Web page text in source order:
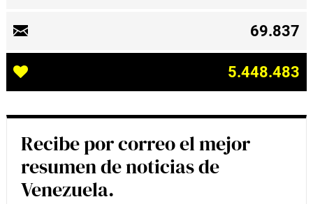
69.837
5.448.483
Recibe por correo el mejor
resumen de noticias de
Venezuela.